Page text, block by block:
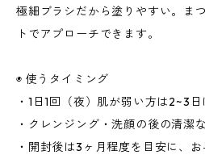
極細ブラシだから塗りやすい。ま
トでアプローチできます。
◉ 使うタイミング
・1日1回（夜）肌が弱い方は2~3日
・クレンジング・洗顔の後の清潔
・開封後は3ヶ月程度を目安に、